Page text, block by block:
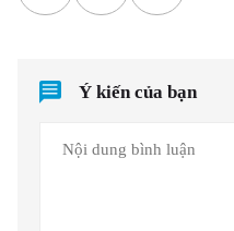
Ý kiến của bạn